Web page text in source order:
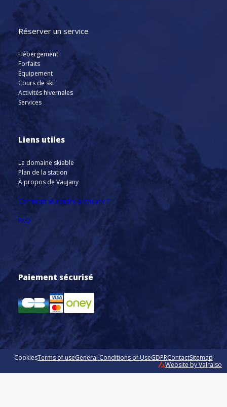
Réserver un service
Hébergement
Forfaits
Équipement
Cours de ski
Activités hivernales
Services
Liens utiles
Le domaine skiable
Plan de la station
À propos de Vaujany
Comment se rendre à Vaujany ?
FAQ
Paiement sécurisé
CookiesTerms of useGeneral Conditions of UseGDPRContactSitemap
Valraiso
Website by Valraiso